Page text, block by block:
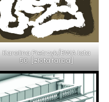
Karolina Pietrzyk/BWA lata
50. [złota farba]